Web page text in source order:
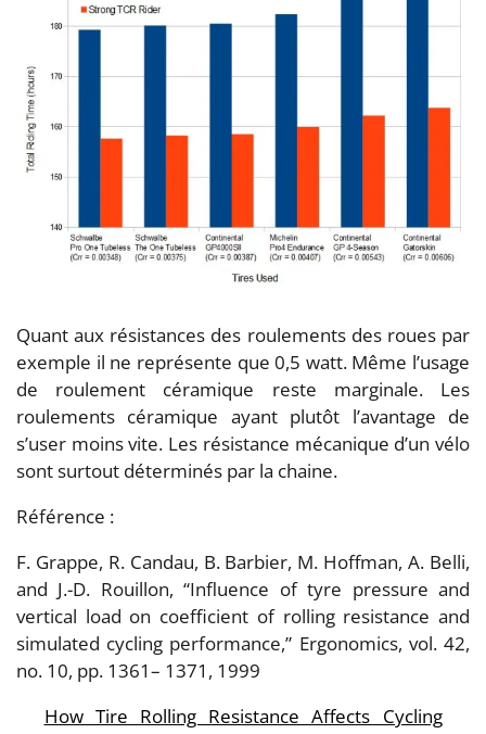
Quant aux résistances des roulements des roues par
exemple il ne représente que 0,5 watt. Même l’usage
de roulement céramique reste marginale. Les
roulements céramique ayant plutôt l’avantage de
s’user moins vite. Les résistance mécanique d’un vélo
sont surtout déterminés par la chaine.
Référence :
F. Grappe, R. Candau, B. Barbier, M. Hoffman, A. Belli,
and J.-D. Rouillon, “Influence of tyre pressure and
vertical load on coefficient of rolling resistance and
simulated cycling performance,” Ergonomics, vol. 42,
no. 10, pp. 1361– 1371, 1999
How Tire Rolling Resistance Affects Cycling